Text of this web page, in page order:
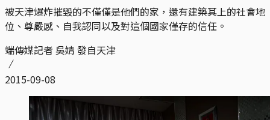
被天津爆炸摧毀的不僅僅是他們的家，還有建築其上的社會地
位、尊嚴感、自我認同以及對這個國家僅存的信任。
端傳媒記者 吳婧 發自天津
2015-09-08